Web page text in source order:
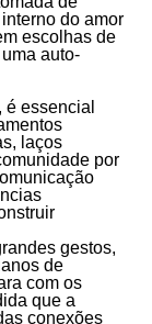
do amor
escolhas de
auto-
essencial
laços
por
gestos,
de
com os
que a
conexões